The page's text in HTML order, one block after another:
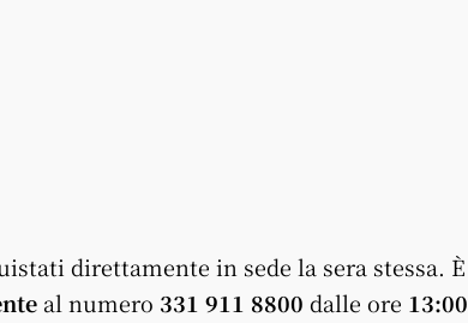
direttamente in sede la sera stessa. È
al numero 331 911 8800 dalle ore 13:00